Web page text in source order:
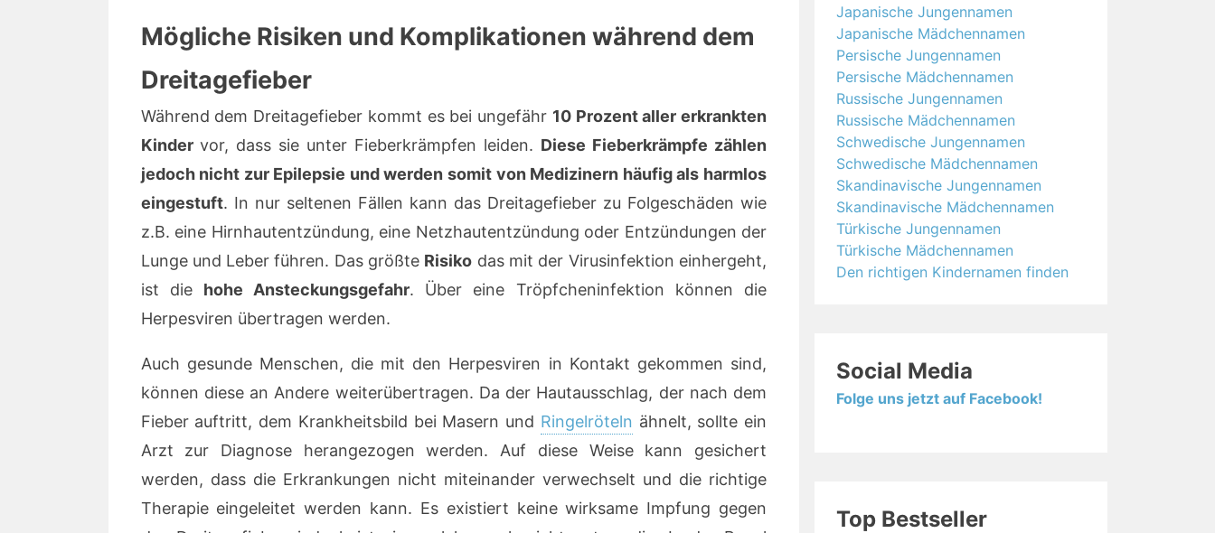
Mögliche Risiken und Komplikationen während dem
Dreitagefieber
Während dem Dreitagefieber kommt es bei ungefähr 10 Prozent aller erkrankten
Kindervor, dass sie unter Fieberkrämpfen leiden. Diese Fieberkrämpfe zählen
jedoch nicht zur Epilepsie und werden somit von Medizinern häufig als harmlos
eingestuft. In nur seltenen Fällen kann das Dreitagefieber zu Folgeschäden wie
z.B. eine Hirnhautentzündung, eine Netzhautentzündung oder Entzündungen der
Lunge und Leber führen. Das größte Risiko das mit der Virusinfektion einhergeht,
ist die hohe Ansteckungsgefahr. Über eine Tröpfcheninfektion können die
Herpesviren übertragen werden.
Auch gesunde Menschen, die mit den Herpesviren in Kontakt gekommen sind,
können diese an Andere weiterübertragen. Da der Hautausschlag, der nach dem
Fieber auftritt, dem Krankheitsbild bei Masern und Ringelröteln ähnelt, sollte ein
Arzt zur Diagnose herangezogen werden. Auf diese Weise kann gesichert
werden, dass die Erkrankungen nicht miteinander verwechselt und die richtige
Therapie eingeleitet werden kann. Es existiert keine wirksame Impfung gegen
Japanische Jungennamen
Japanische Mädchennamen
Persische Jungennamen
Persische Mädchennamen
Russische Jungennamen
Russische Mädchennamen
Schwedische Jungennamen
Schwedische Mädchennamen
Skandinavische Jungennamen
Skandinavische Mädchennamen
Türkische Jungennamen
Türkische Mädchennamen
Den richtigen Kindernamen finden
Social Media
Folge uns jetzt auf Facebook!
Top Bestseller